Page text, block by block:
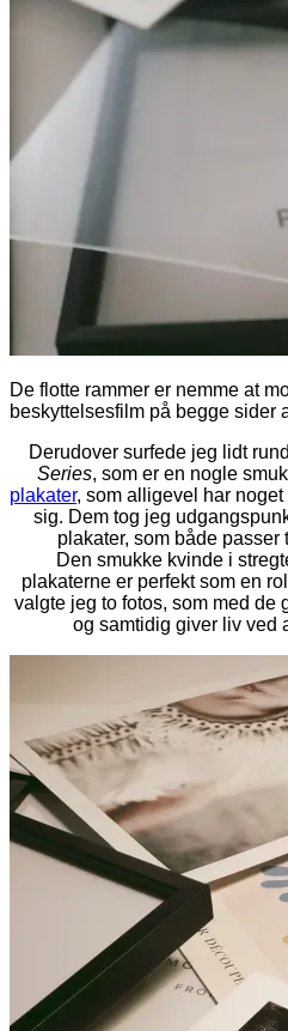
De flotte rammer er nemme at
beskyttelsesfilm på begge sider
Derudover surfede jeg lidt
Series, som er en nogle
plakater, som alligevel har
sig. Dem tog jeg
plakater, som både passer
Den smukke kvinde i
plakaterne er perfekt som en
valgte jeg to fotos, som med de
og samtidig giver liv ved